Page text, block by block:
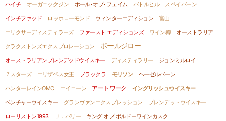
ハイチ オーガニックジン ホール･オブ･フェイム バトルヒル
スペイバーン
インチファッド
ロッホローモンド ウィンターエディション
富山
エリクサーディスティラーズ
ファースト エディションズ ワイン樽
オーストラリア
クラクストンズエクスプロレーション
ポールジロー
オーストラリアンブレンデッドウイスキー ディスティラリー
ジョンミルロイ
７スターズ
エリザベス女王 ブラックラ モリソン
ヘーゼルバーン
ハンターレインOMC
エイコーン アートワーク
イングリッシュウイスキー
ベンチャーウイスキー
グランヴァンエクスプレッション
ブレンデットウイスキー
ローリストン1993
Ｊ．バリー キング オブ ボルドーワインカスク